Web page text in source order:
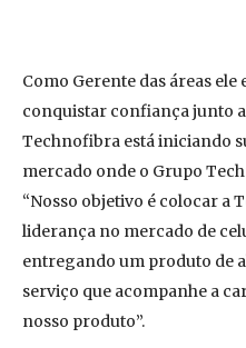
Como Gerente das áreas
conquistar confiança junto
Technofibra está iniciando
mercado onde o Grupo
“Nosso objetivo é colocar a
liderança no mercado de
entregando um produto de
serviço que acompanhe a
nosso produto”.